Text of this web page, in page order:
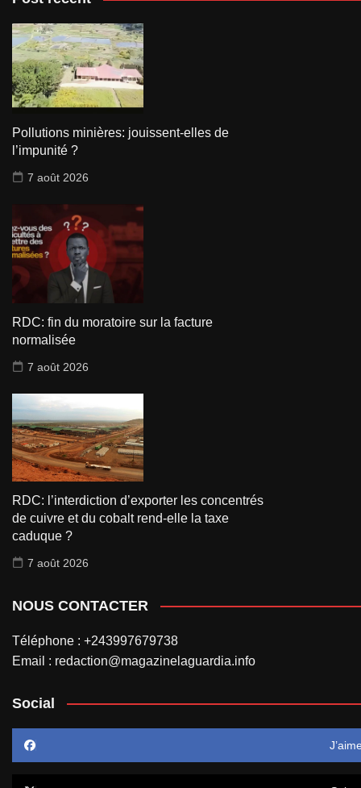
Pollutions minières: jouissent-elles de
l’impunité ?
7 août 2026
RDC: fin du moratoire sur la facture
normalisée
7 août 2026
RDC: l’interdiction d’exporter les concentrés
de cuivre et du cobalt rend-elle la taxe
caduque ?
7 août 2026
NOUS CONTACTER
Téléphone : +243997679738
Email : redaction@magazinelaguardia.info
Social